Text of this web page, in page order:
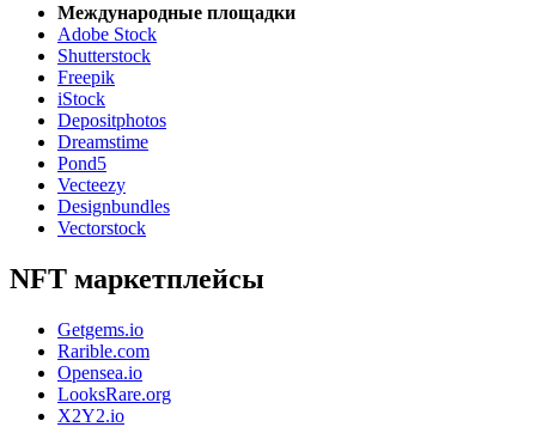
Международные площадки
Adobe Stock
Shutterstock
Freepik
iStock
Depositphotos
Dreamstime
Pond5
Vecteezy
Designbundles
Vectorstock
NFT маркетплейсы
Getgems.io
Rarible.com
Opensea.io
LooksRare.org
X2Y2.io